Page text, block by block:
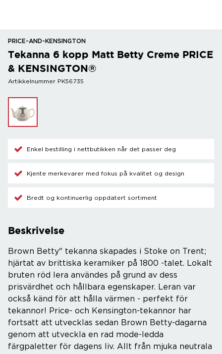
PRICE-AND-KENSINGTON
Tekanna 6 kopp Matt Betty Creme PRICE
& KENSINGTON®
Artikkelnummer PK56735
Enkel bestilling i nettbutikken når det passer deg
Kjente merkevarer med fokus på kvalitet og design
Bredt og kontinuerlig oppdatert sortiment
Beskrivelse
Brown Betty" tekanna skapades i Stoke on Trent;
hjärtat av brittiska keramiker på 1800 -talet. Lokalt
bruten röd lera användes på grund av dess
prisvärdhet och hållbara egenskaper. Leran var
också känd för att hålla värmen - perfekt för
tekannor! Price- och Kensington-tekannor har
fortsatt att utvecklas sedan Brown Betty-dagarna
genom att utveckla en rad mode-ledda
färgpaletter för dagens liv. Allt från mjuka neutrala